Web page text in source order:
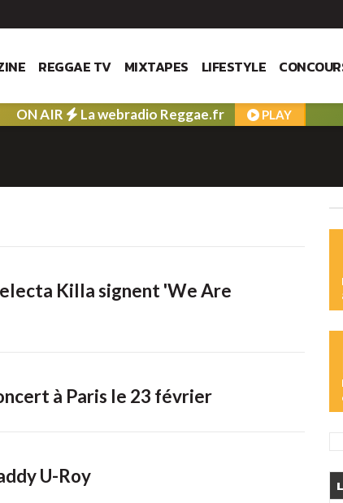
REGGAE TV MIXTAPES LIFESTYLE
ON AIR La webradio Reggae.fr PLAY
Killa signent 'We Are
à Paris le 23 février
U-Roy